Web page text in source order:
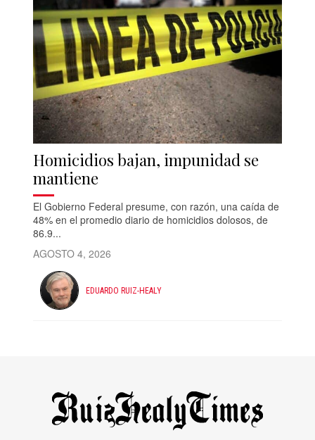
Homicidios bajan, impunidad se
mantiene
El Gobierno Federal presume, con razón, una caída de
48% en el promedio diario de homicidios dolosos, de
86.9...
AGOSTO 4, 2026
EDUARDO RUIZ-HEALY